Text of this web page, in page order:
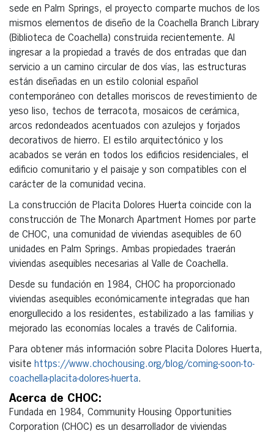
sede en Palm Springs, el proyecto comparte muchos de los
mismos elementos de diseño de la Coachella Branch Library
(Biblioteca de Coachella) construida recientemente. Al
ingresar a la propiedad a través de dos entradas que dan
servicio a un camino circular de dos vías, las estructuras
están diseñadas en un estilo colonial español
contemporáneo con detalles moriscos de revestimiento de
yeso liso, techos de terracota, mosaicos de cerámica,
arcos redondeados acentuados con azulejos y forjados
decorativos de hierro. El estilo arquitectónico y los
acabados se verán en todos los edificios residenciales, el
edificio comunitario y el paisaje y son compatibles con el
carácter de la comunidad vecina.
La construcción de Placita Dolores Huerta coincide con la
construcción de The Monarch Apartment Homes por parte
de CHOC, una comunidad de viviendas asequibles de 60
unidades en Palm Springs. Ambas propiedades traerán
viviendas asequibles necesarias al Valle de Coachella.
Desde su fundación en 1984, CHOC ha proporcionado
viviendas asequibles económicamente integradas que han
enorgullecido a los residentes, estabilizado a las familias y
mejorado las economías locales a través de California.
Para obtener más información sobre Placita Dolores Huerta,
visite https://www.chochousing.org/blog/coming-soon-to-
coachella-placita-dolores-huerta.
Acerca de CHOC:
Fundada en 1984, Community Housing Opportunities
Corporation (CHOC) es un desarrollador de viviendas